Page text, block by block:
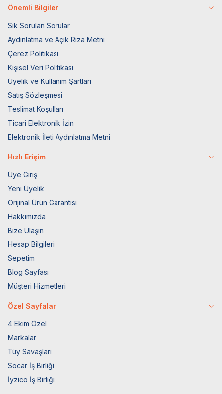
Önemli Bilgiler
Sık Sorulan Sorular
Aydınlatma ve Açık Rıza Metni
Çerez Politikası
Kişisel Veri Politikası
Üyelik ve Kullanım Şartları
Satış Sözleşmesi
Teslimat Koşulları
Ticari Elektronik İzin
Elektronik İleti Aydınlatma Metni
Hızlı Erişim
Üye Giriş
Yeni Üyelik
Orijinal Ürün Garantisi
Hakkımızda
Bize Ulaşın
Hesap Bilgileri
Sepetim
Blog Sayfası
Müşteri Hizmetleri
Özel Sayfalar
4 Ekim Özel
Markalar
Tüy Savaşları
Socar İş Birliği
İyzico İş Birliği